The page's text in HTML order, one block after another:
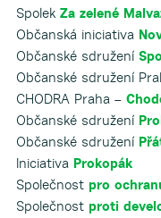
Spolek Za zelené
Občanská iniciativa
Občanské sdružení
Občanské sdružení
CHODRA Praha –
Občanské sdružení
Občanské sdružení
Iniciativa Prokopák
Společnost pro
Společnost proti